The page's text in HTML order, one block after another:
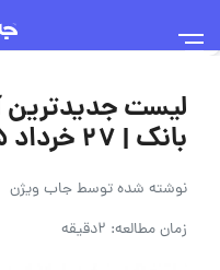
لیست جدیدترین
بانک | ۲۷ خرداد ۱۴۰۵
نوشته شده توسطجاب ویژن
زمان مطالعه: 2دقیقه